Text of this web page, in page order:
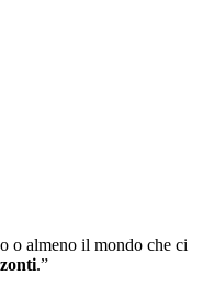
o almeno il mondo che ci
.”